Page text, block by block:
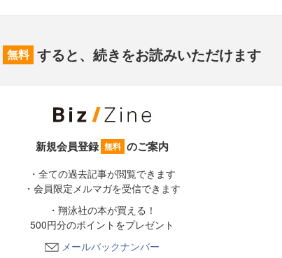
無料 すると、続きをお読みいただけます
新規会員登録 無料 のご案内
・全ての過去記事が閲覧できます
・会員限定メルマガを受信できます
・翔泳社の本が買える！
500円分のポイントをプレゼント
メールバックナンバー